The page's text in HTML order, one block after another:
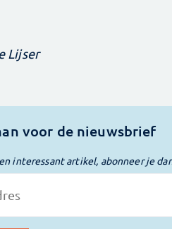
Lijser
voor de nieuwsbrief
interessant artikel, abonneer je